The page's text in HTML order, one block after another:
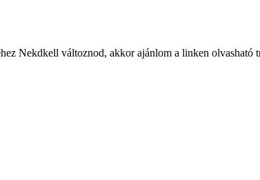
Nekdkell változnod, akkor ajánlom a linken